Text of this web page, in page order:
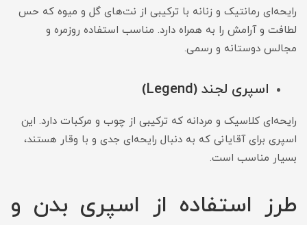
رایحه‌ای رمانتیک و زنانه با ترکیبی از نت‌های گل و میوه که حس
لطافت و آرامش را به همراه دارد. مناسب استفاده روزمره و
مجالس دوستانه و رسمی.
اسپری لجند (Legend)
رایحه‌ای کلاسیک و مردانه که ترکیبی از چوب و مرکبات دارد. این
اسپری برای آقایانی که به دنبال رایحه‌ای جدی و با وقار هستند،
بسیار مناسب است.
طرز استفاده از اسپری بدن و